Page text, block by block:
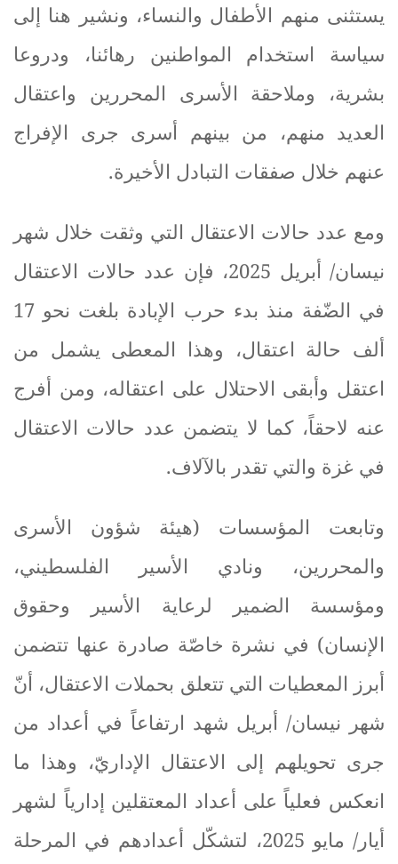
يستثنى منهم الأطفال والنساء، ونشير هنا إلى
سياسة استخدام المواطنين رهائنا، ودروعا
بشرية، وملاحقة الأسرى المحررين واعتقال
العديد منهم، من بينهم أسرى جرى الإفراج
عنهم خلال صفقات التبادل الأخيرة.
ومع عدد حالات الاعتقال التي وثقت خلال شهر
نيسان/ أبريل 2025، فإن عدد حالات الاعتقال
في الضّفة منذ بدء حرب الإبادة بلغت نحو 17
ألف حالة اعتقال، وهذا المعطى يشمل من
اعتقل وأبقى الاحتلال على اعتقاله، ومن أفرج
عنه لاحقاً، كما لا يتضمن عدد حالات الاعتقال
في غزة والتي تقدر بالآلاف.
وتابعت المؤسسات (هيئة شؤون الأسرى
والمحررين، ونادي الأسير الفلسطيني،
ومؤسسة الضمير لرعاية الأسير وحقوق
الإنسان) في نشرة خاصّة صادرة عنها تتضمن
أبرز المعطيات التي تتعلق بحملات الاعتقال، أنّ
شهر نيسان/ أبريل شهد ارتفاعاً في أعداد من
جرى تحويلهم إلى الاعتقال الإداريّ، وهذا ما
انعكس فعلياً على أعداد المعتقلين إدارياً لشهر
أيار/ مايو 2025، لتشكّل أعدادهم في المرحلة